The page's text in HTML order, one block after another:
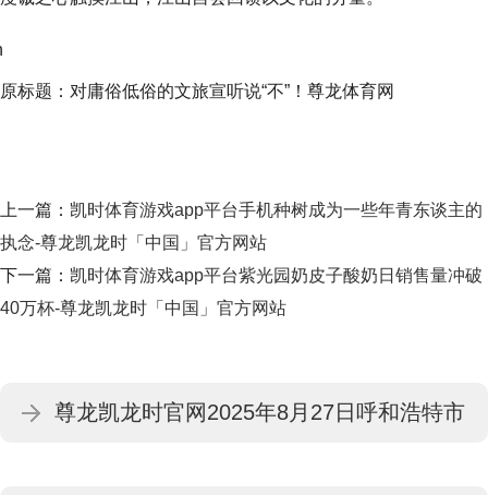
原标题：对庸俗低俗的文旅宣听说“不”！尊龙体育网
上一篇： 凯时体育游戏app平台手机种树成为一些年青东谈主的
执念-尊龙凯龙时「中国」官方网站
下一篇： 凯时体育游戏app平台紫光园奶皮子酸奶日销售量冲破
40万杯-尊龙凯龙时「中国」官方网站
尊龙凯龙时官网2025年8月27日呼和浩特市